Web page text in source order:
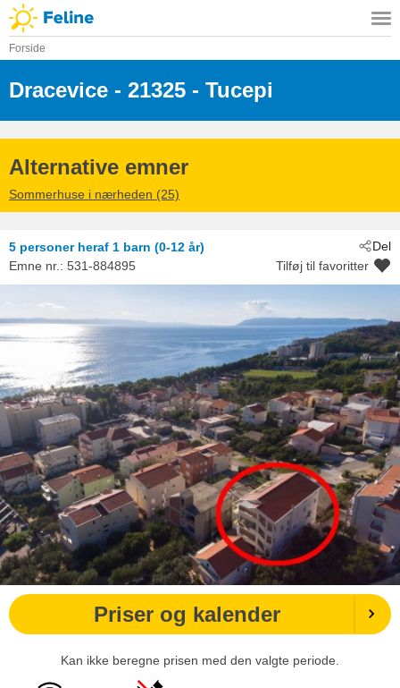
Forside
Dracevice - 21325 - Tucepi
Alternative emner
Sommerhuse i nærheden (25)
Del
5 personer heraf 1 barn (0-12 år)
Emne nr.: 531-884895 Tilføj til favoritter
Priser og kalender
Kan ikke beregne prisen med den valgte periode.